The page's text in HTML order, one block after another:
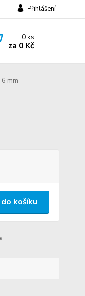
Přihlášení
0ks
za 0 Kč
mm
košíku